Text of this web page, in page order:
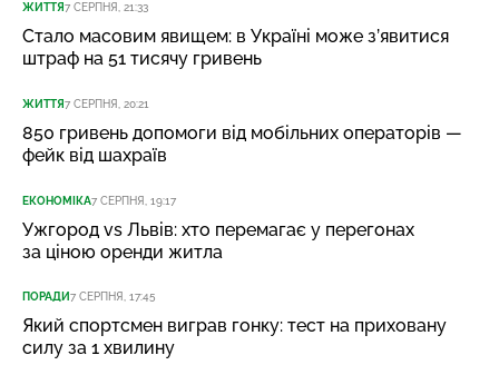
ЖИТТЯ7 СЕРПНЯ, 21:33
Стало масовим явищем: в Україні може з’явитися
штраф на 51 тисячу гривень
ЖИТТЯ7 СЕРПНЯ, 20:21
850 гривень допомоги від мобільних операторів —
фейк від шахраїв
ЕКОНОМІКА7 СЕРПНЯ, 19:17
Ужгород vs Львів: хто перемагає у перегонах
за ціною оренди житла
ПОРАДИ7 СЕРПНЯ, 17:45
Який спортсмен виграв гонку: тест на приховану
силу за 1 хвилину